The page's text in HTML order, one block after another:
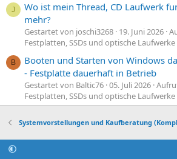
J
Wo ist mein Thread, CD Laufwerk
mehr?
Gestartet von joschi3268 19. Juni 2026
Festplatten, SSDs und optische Laufwerke
B
Booten und Starten von Windows
- Festplatte dauerhaft in Betrieb
Gestartet von Baltic76 05. Juli 2026
Festplatten, SSDs und optische Laufwerke
Systemvorstellungen und Kaufberatung